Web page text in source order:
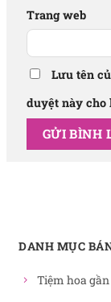
Trang web
Lưu tên
duyệt này cho
DANH MỤC
Tiệm hoa